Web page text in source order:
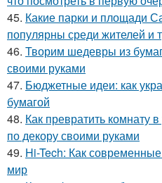
45. Какие парки и площади
популярны среди жителей и
46. Творим шедевры из
своими руками
47. Бюджетные идеи: как
бумагой
48. Как превратить комнату
по декору своими руками
49. Hi-Tech: Как
мир